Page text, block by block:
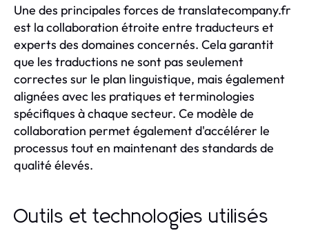
Une des principales forces de translatecompany.fr
est la collaboration étroite entre traducteurs et
experts des domaines concernés. Cela garantit
que les traductions ne sont pas seulement
correctes sur le plan linguistique, mais également
alignées avec les pratiques et terminologies
spécifiques à chaque secteur. Ce modèle de
collaboration permet également d'accélérer le
processus tout en maintenant des standards de
qualité élevés.
Outils et technologies utilisés